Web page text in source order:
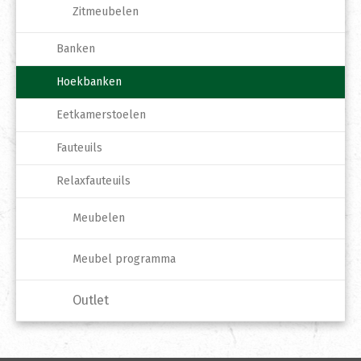
Zitmeubelen
Banken
Hoekbanken
Eetkamerstoelen
Fauteuils
Relaxfauteuils
Meubelen
Meubel programma
Outlet